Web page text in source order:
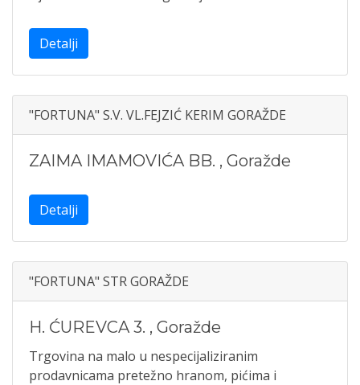
Detalji
"FORTUNA" S.V. VL.FEJZIĆ KERIM GORAŽDE
ZAIMA IMAMOVIĆA BB. , Goražde
Detalji
"FORTUNA" STR GORAŽDE
H. ĆUREVCA 3. , Goražde
Trgovina na malo u nespecijaliziranim
prodavnicama pretežno hranom, pićima i